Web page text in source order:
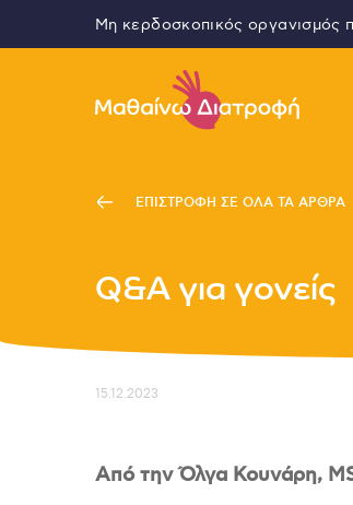
Μη κερδοσκοπικός οργανισμός
ΕΠΙΣΤΡΟΦΗ ΣΕ ΟΛΑ ΤΑ ΑΡΘΡΑ
Q&A για γονείς
15.12.2023
Από την Όλγα Κουνάρη,